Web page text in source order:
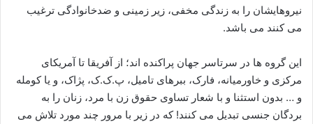
نیروهایشان را به زندگی مخفی، زیر زمینی و ضدخانوادگی ترغیب
می کنند می باشد.
این گروه ها در سرتاسر جهان پراکنده اند؛ از آفریقا تا آمریکای
مرکزی و خاورمیانه، فارک، ببرهای تامیل، پ.ک.ک، پژاک، و یا کومله
و … بدون استثنا و با شعار تساوی حقوق زن با مرد، زنان را به
بردگان جنسی تبدیل می کنند! که در زیر با مرور چند مورد تلاش می